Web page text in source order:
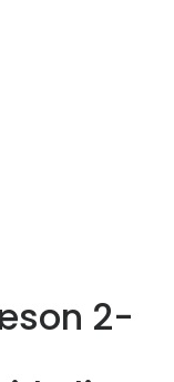
2-